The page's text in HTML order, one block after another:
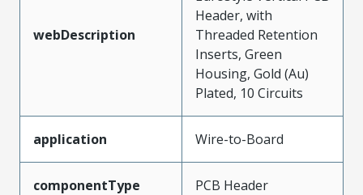
webDescription
Header, with
Threaded Retention
Inserts, Green
Housing, Gold (Au)
Plated, 10 Circuits
application Wire-to-Board
componentType PCB Header